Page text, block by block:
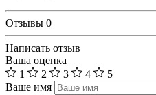
Отзывы 0
Написать отзыв
Ваша оценка
1
2 3 4
5
Ваше имя